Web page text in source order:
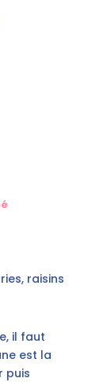
raisins
il faut
est la
puis